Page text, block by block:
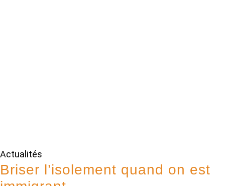
Actualités
Briser l’isolement quand on est